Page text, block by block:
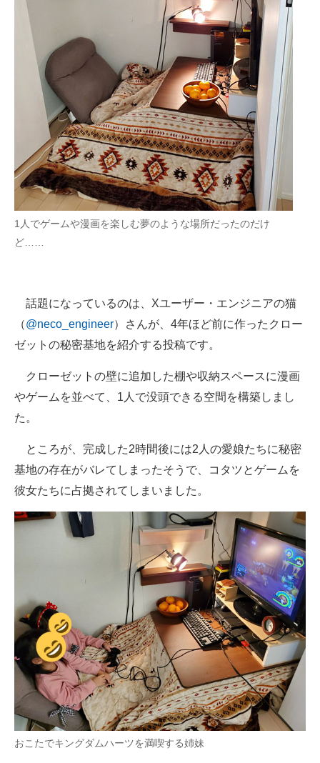
IT製品の技術・比較・事例
製造業のIT導入・活用を支援
モノづくり技術者専門サイト
エレクトロニクス専門サイト
電子設計の基本と応用
エネルギーの専門メディア
建設×テクノロジーの最前線
1人でゲームや漫画を楽しむ夢のような場所だったのだけ
ど……
話題になっているのは、Xユーザー・エンジニアの猫
（@neco_engineer）さんが、4年ほど前に作ったクロー
ゼットの秘密基地を紹介する投稿です。
クローゼットの壁に追加した棚や収納スペースに漫画
やゲームを並べて、1人で没頭できる空間を構築しまし
た。
ところが、完成した2時間後には2人の愛娘たちに秘密
基地の存在がバレてしまったそうで、コタツとゲームを
彼女たちに占拠されてしまいました。
おこたでキングダムハーツを満喫する姉妹